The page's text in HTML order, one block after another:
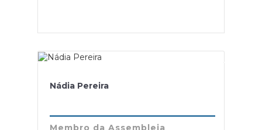
Nádia Pereira
Membro da Assembleia